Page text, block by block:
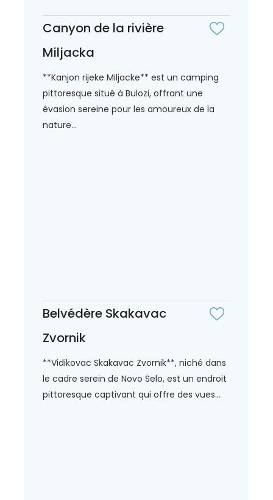
Canyon de la rivière
Miljacka
**Kanjon rijeke Miljacke** est un camping
pittoresque situé à Bulozi, offrant une
évasion sereine pour les amoureux de la
nature...
Belvédère Skakavac
Zvornik
**Vidikovac Skakavac Zvornik**, niché dans
le cadre serein de Novo Selo, est un endroit
pittoresque captivant qui offre des vues...